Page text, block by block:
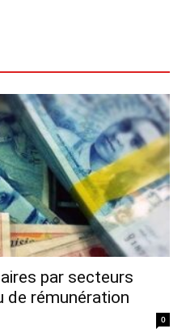
par secteurs
de rémunération
0